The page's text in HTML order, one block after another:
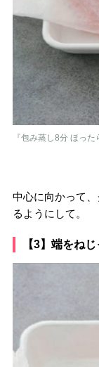
『包み蒸し8分 ほっ
中心に向かって
るようにして。
【3】端をね